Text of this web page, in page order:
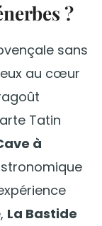
?
sans
au cœur
Tatin
à
La Bastide